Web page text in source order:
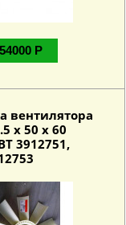
54000 Р
вентилятора
х 50 х 60
3912751,